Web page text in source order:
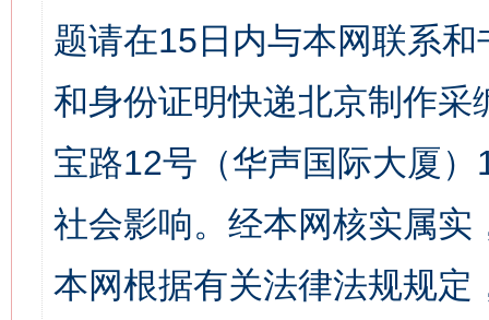
题请在15日内与本网联系
和身份证明快递北京制作
宝路12号（华声国际大厦
社会影响。经本网核实属
本网根据有关法律法规规